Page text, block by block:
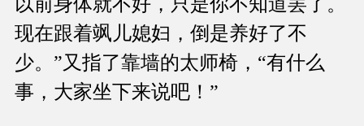
现在跟着飒儿媳妇，倒是养好了不
少。”又指了靠墙的太师椅，“有什么
事，大家坐下来说吧！”